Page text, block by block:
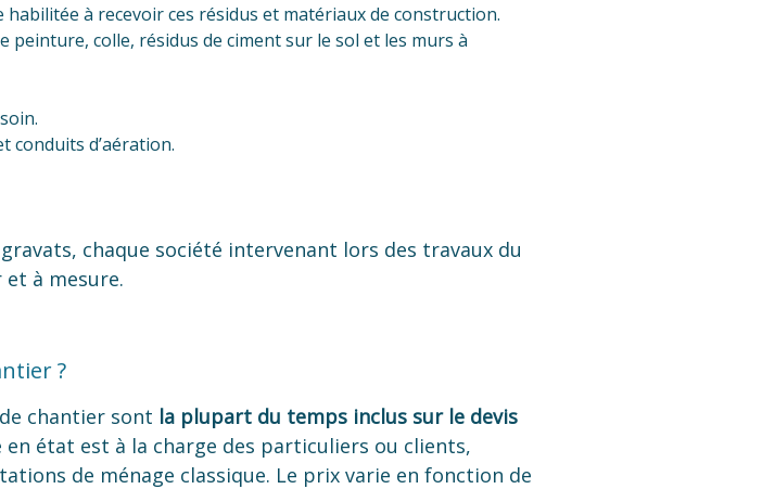
à recevoir ces résidus et matériaux de construction.
peinture, colle, résidus de ciment sur le sol et les murs à
conduits d’aération.
chaque société intervenant lors des travaux du
à mesure.
?
chantier sont la plupart du temps inclus sur le devis
en état est à la charge des particuliers ou clients,
de ménage classique. Le prix varie en fonction de